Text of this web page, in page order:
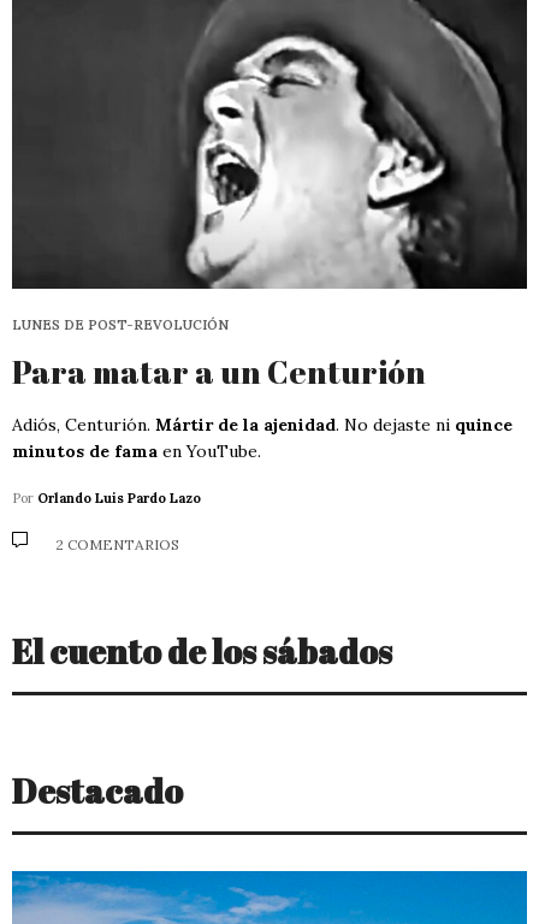
LUNES DE POST-REVOLUCIÓN
Para matar a un Centurión
Adiós, Centurión. Mártir de la ajenidad. No dejaste ni quince
minutos de fama en YouTube.
Por Orlando Luis Pardo Lazo
2 COMENTARIOS
El cuento de los sábados
Destacado